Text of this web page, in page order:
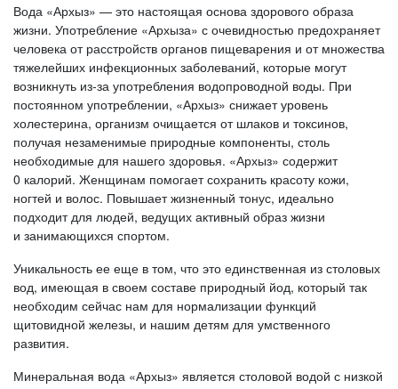
Вода «Архыз» — это настоящая основа здорового образа
жизни. Употребление «Архыза» с очевидностью предохраняет
человека от расстройств органов пищеварения и от множества
тяжелейших инфекционных заболеваний, которые могут
возникнуть из-за употребления водопроводной воды. При
постоянном употреблении, «Архыз» снижает уровень
холестерина, организм очищается от шлаков и токсинов,
получая незаменимые природные компоненты, столь
необходимые для нашего здоровья. «Архыз» содержит
0 калорий. Женщинам помогает сохранить красоту кожи,
ногтей и волос. Повышает жизненный тонус, идеально
подходит для людей, ведущих активный образ жизни
и занимающихся спортом.
Уникальность ее еще в том, что это единственная из столовых
вод, имеющая в своем составе природный йод, который так
необходим сейчас нам для нормализации функций
щитовидной железы, и нашим детям для умственного
развития.
Минеральная вода «Архыз» является столовой водой с низкой